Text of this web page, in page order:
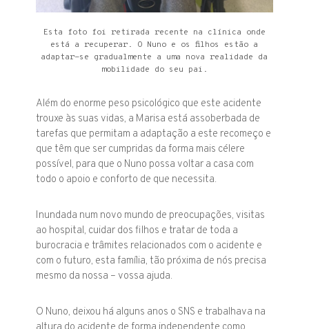
Esta foto foi retirada recente na clínica onde
está a recuperar. O Nuno e os filhos estão a
adaptar-se gradualmente a uma nova realidade da
mobilidade do seu pai.
Além do enorme peso psicológico que este acidente
trouxe às suas vidas, a Marisa está assoberbada de
tarefas que permitam a adaptação a este recomeço e
que têm que ser cumpridas da forma mais célere
possível, para que o Nuno possa voltar a casa com
todo o apoio e conforto de que necessita.
Inundada num novo mundo de preocupações, visitas
ao hospital, cuidar dos filhos e tratar de toda a
burocracia e trâmites relacionados com o acidente e
com o futuro, esta família, tão próxima de nós precisa
mesmo da nossa – vossa ajuda.
O Nuno, deixou há alguns anos o SNS e trabalhava na